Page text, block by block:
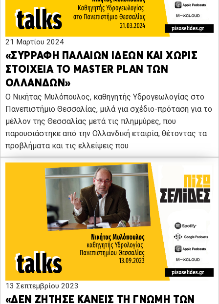
21 Μαρτίου 2024
«ΣΥΡΡΑΦΗ ΠΑΛΑΙΩΝ ΙΔΕΩΝ ΚΑΙ ΧΩΡΙΣ
ΣΤΟΙΧΕΙΑ ΤΟ MASTER PLAN ΤΩΝ
ΟΛΛΑΝΔΩΝ»
Ο Νικήτας Μυλόπουλος, καθηγητής Υδρογεωλογίας στο
Πανεπιστήμιο Θεσσαλίας, μιλά για σχέδιο-πρόταση για το
μέλλον της Θεσσαλίας μετά τις πλημμύρες, που
παρουσιάστηκε από την Ολλανδική εταιρία, θέτοντας τα
προβλήματα και τις ελλείψεις που
13 Σεπτεμβρίου 2023
«ΔΕΝ ΖΗΤΗΣΕ ΚΑΝΕΙΣ ΤΗ ΓΝΩΜΗ ΤΩΝ